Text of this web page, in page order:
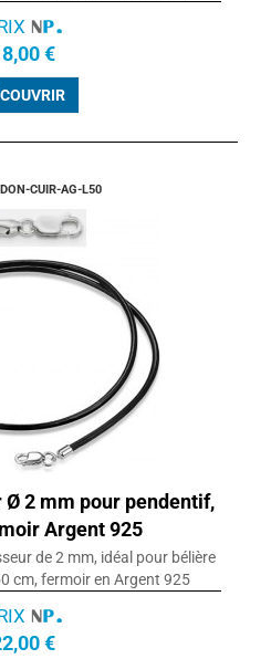
€
CUIR-AG-L50
Ø 2 mm pour pendentif,
Argent 925
de 2 mm, idéal pour bélière
cm, fermoir en Argent 925
€